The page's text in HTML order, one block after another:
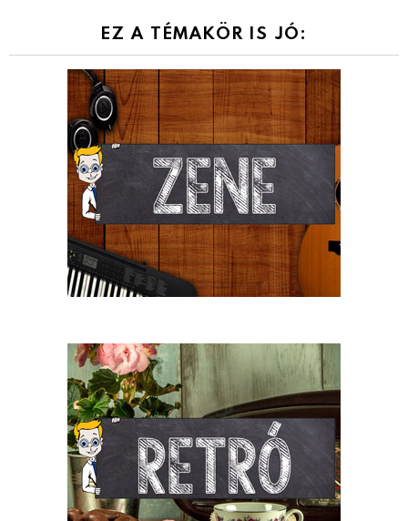
EZ A TÉMAKÖR IS JÓ: